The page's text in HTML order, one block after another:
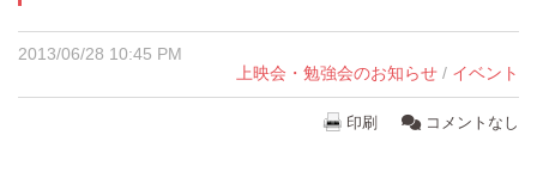
2013/06/28 10:45 PM
上映会・勉強会のお知らせ / イベント
印刷 コメントなし